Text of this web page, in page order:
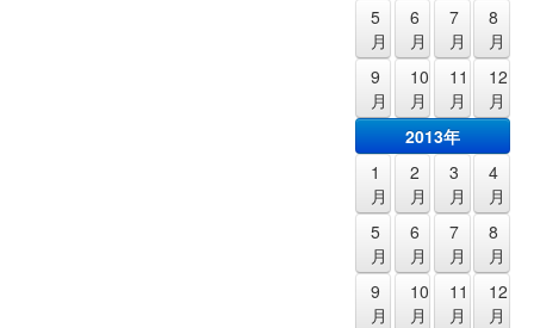
5
月
6
月
7
月
8
月
9
月
10
月
11
月
12
月
2013年
1
月
2
月
3
月
4
月
5
月
6
月
7
月
8
月
9
月
10
月
11
月
12
月